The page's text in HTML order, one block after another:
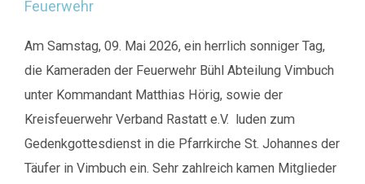
Am Samstag, 09. Mai 2026, ein herrlich sonniger Tag,
die Kameraden der Feuerwehr Bühl Abteilung Vimbuch
unter Kommandant Matthias Hörig, sowie der
Kreisfeuerwehr Verband Rastatt e.V. luden zum
Gedenkgottesdienst in die Pfarrkirche St. Johannes der
Täufer in Vimbuch ein. Sehr zahlreich kamen Mitglieder